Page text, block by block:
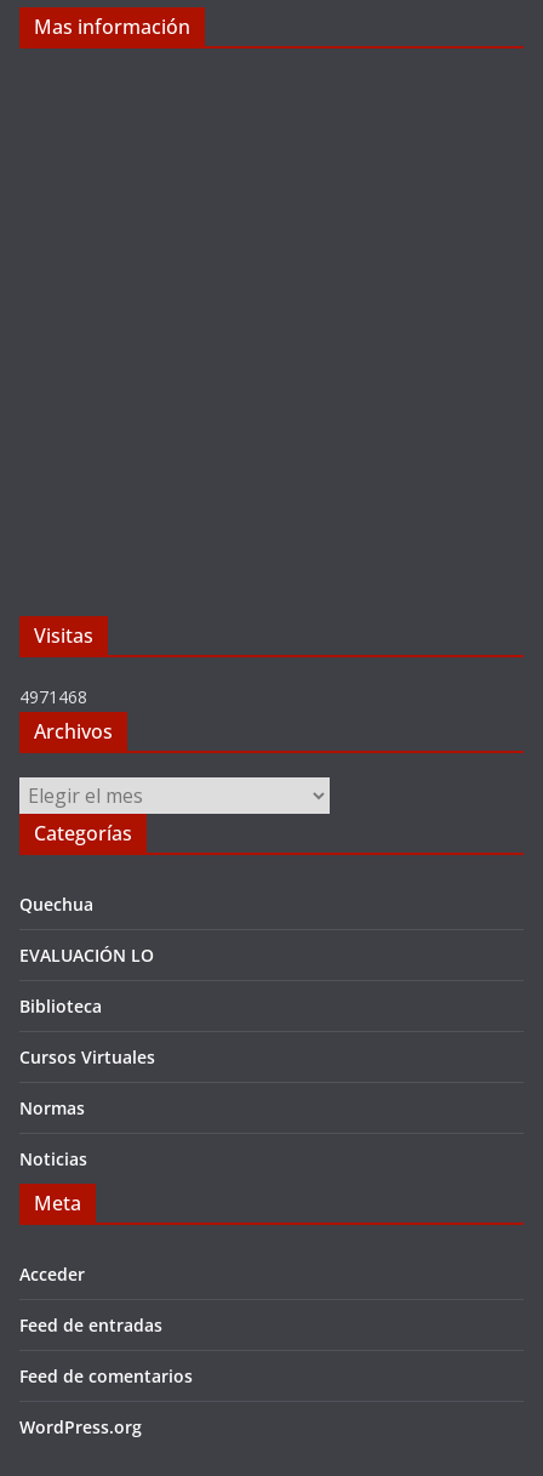
Mas información
Visitas
4971468
Archivos
Archivos
Categorías
Quechua
EVALUACIÓN LO
Biblioteca
Cursos Virtuales
Normas
Noticias
Meta
Acceder
Feed de entradas
Feed de comentarios
WordPress.org